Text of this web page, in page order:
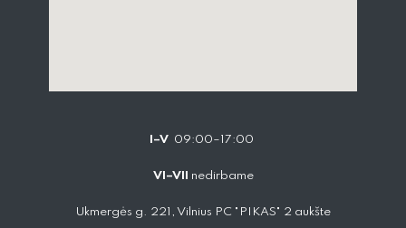
I–V 09:00–17:00
VI–VII nedirbame
Ukmergės g. 221, Vilnius PC "PIKAS" 2 aukšte